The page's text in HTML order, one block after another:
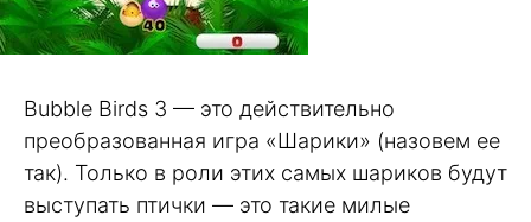
Bubble Birds 3 — это действительно
преобразованная игра «Шарики» (назовем ее
так). Только в роли этих самых шариков будут
выступать птички — это такие милые